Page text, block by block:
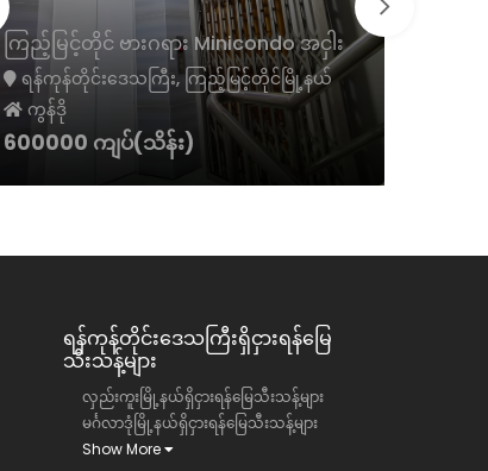
ကြည့်မြင့်တိုင် ဗားဂရား Minicondo အငှါး
ရန်ကုန်တိုင်းဒေသကြီး, ကြည့်မြင့်တိုင်မြို့နယ်
ကွန်ဒို
600000 ကျပ်(သိန်း)
ရန်ကုန်တိုင်းဒေသကြီး​​ရှိငှားရန်မြေ
သီးသန့်များ
လှည်းကူးမြို့နယ်ရှိငှားရန်မြေသီးသန့်များ
မင်္ဂလာဒုံမြို့နယ်ရှိငှားရန်မြေသီးသန့်များ
Show More